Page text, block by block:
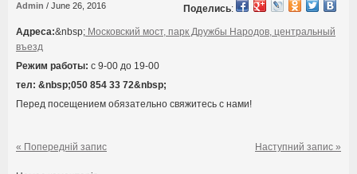
Поделись:
Admin / June 26, 2016
Адреса:&nbsp; Московский мост, парк Дружбы Народов, центральный
въезд
Режим работы: с 9-00 до 19-00
тел: &nbsp;050 854 33 72&nbsp;
Перед посещением обязательно свяжитесь с нами!
« Попередній запис Наступний запис »